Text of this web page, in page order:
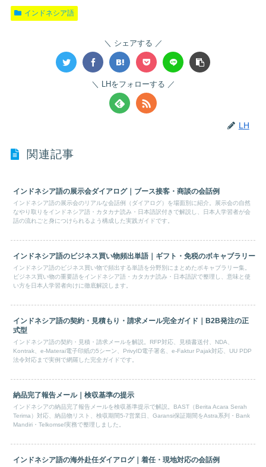
インドネシア語
シェアする
LHをフォローする
LH
関連記事
インドネシア語の展示会ダイアログ｜ブース接客・商談の会話例
インドネシア語の展示会のリアルな会話例（ダイアログ）を場面別に紹介。展示会の自然
なやり取りをインドネシア語・カタカナ読み・日本語訳付きで解説し、日本人学習者が会
話の流れごと身につけられるよう構成した実践ガイドです。
インドネシア語のビジネス買い物頻出単語｜ギフト・免税のボキャブラリー
インドネシア語のビジネス買い物で頻出する単語を分野別にまとめたボキャブラリー集。
ビジネス買い物の重要語をインドネシア語・カタカナ読み・日本語訳で整理し、意味と使
い方を日本人学習者向けに徹底解説します。
インドネシア語の契約・見積もり・請求メール完全ガイド｜B2B発注の正
式型
インドネシア語の契約・見積・請求メールを解説。RFP対応、見積書送付、NDA、
Kontrak、e-Materai電子印紙の5シーン、PrivyID電子署名、e-Faktur Pajak対応、UU PDP
法令対応まで実例で網羅した完全ガイドです。
納品完了報告メール｜検収基準の提示
インドネシアの納品完了報告メールを検収基準提示で解説。BAST（Berita Acara Serah
Terima）対応、納品物リスト、検収期間5-7営業日、Garansi保証期間をAstra系列・Bank
Mandiri・Telkomsel実務で整理しました。
インドネシア語の海外赴任ダイアログ｜着任・現地対応の会話例